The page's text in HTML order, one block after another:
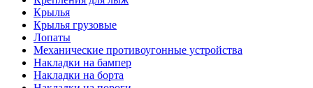
Крылья
Крылья грузовые
Лопаты
Механические противоугонные устройства
Накладки на бампер
Накладки на борта